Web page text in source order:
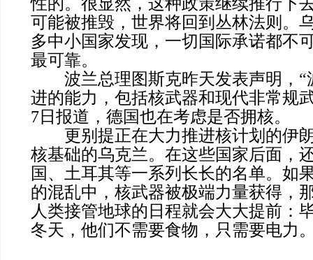
可能被推毁，世界将回到丛林法则。
多中小国家发现，一切国际承诺都不
最可靠。
波兰总理图斯克昨天发表声明，“
进的能力，包括核武器和现代非常规
7日报道，德国也在考虑是否拥核。
更别提正在大力推进核计划的伊
核基础的乌克兰。在这些国家后面，
国、土耳其等一系列长长的名单。如
的混乱中，核武器被极端力量获得，
人类接管地球的日程就会大大提前：
冬天，他们不需要食物，只需要电力